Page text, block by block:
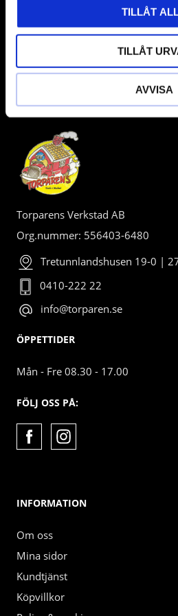
TILLÅT
TILLÅT
AVVISA
BUTIK
Torparens Verkstad AB
Org.nummer: 556403-6480
Tretunnlandshusen 19-0 |
0410-222 22
info@torparen.se
ÖPPETTIDER
Mån - Fre 08.30 - 17.00
FÖLJ OSS PÅ:
INFORMATION
Om oss
Mina sidor
Kundtjänst
Köpvillkor